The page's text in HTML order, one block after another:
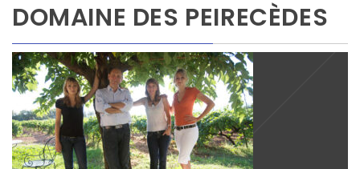
DOMAINE DES PEIRECÈDES